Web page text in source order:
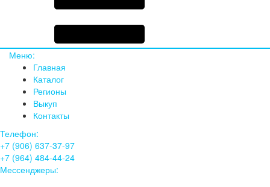
Меню:
Главная
Каталог
Регионы
Выкуп
Контакты
Телефон:
+7 (906) 637-37-97
+7 (964) 484-44-24
Мессенджеры: